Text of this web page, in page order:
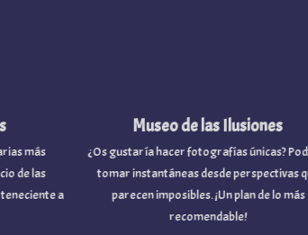
Museo de las Ilusiones
¿Os gustaría hacer fotografías únicas? Podréis
tomar instantáneas desde perspectivas que
parecen imposibles. ¡Un plan de lo más
recomendable!
más
las
a